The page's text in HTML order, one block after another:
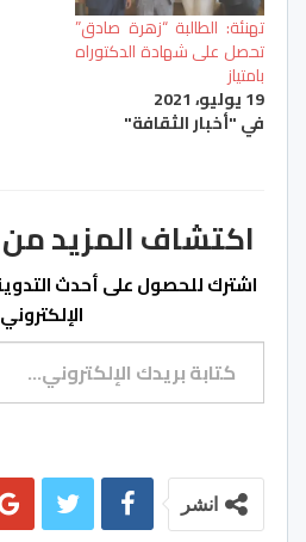
تهنئة: الطالبة “زهرة صادق”
تحصل على شهادة الدكتوراه
بامتياز
19 يوليو، 2021
في "أخبار الثقافة"
اكتشاف المزيد من azulpress.ma
اشترك للحصول على أحدث
كتابة بريدك الإلكتروني...
انشر